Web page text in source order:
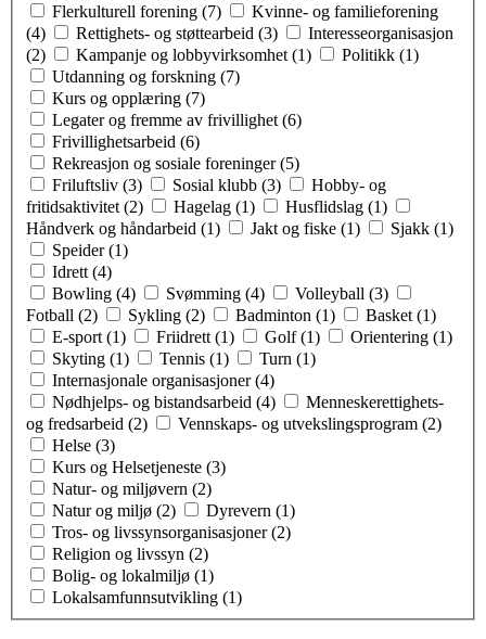
Flerkulturell forening (7)
Kvinne- og familieforening
(4)
Rettighets- og støttearbeid (3)
Interesseorganisasjon
(2)
Kampanje og lobbyvirksomhet (1)
Politikk (1)
Utdanning og forskning (7)
Kurs og opplæring (7)
Legater og fremme av frivillighet (6)
Frivillighetsarbeid (6)
Rekreasjon og sosiale foreninger (5)
Friluftsliv (3)
Sosial klubb (3)
Hobby- og
fritidsaktivitet (2)
Hagelag (1)
Husflidslag (1)
Håndverk og håndarbeid (1)
Jakt og fiske (1)
Sjakk (1)
Speider (1)
Idrett (4)
Bowling (4)
Svømming (4)
Volleyball (3)
Fotball (2)
Sykling (2) Badminton (1)
Basket (1)
E-sport (1)
Friidrett (1) Golf (1)
Orientering (1)
Skyting (1)
Tennis (1)
Turn (1)
Internasjonale organisasjoner (4)
Nødhjelps- og bistandsarbeid (4)
Menneskerettighets-
og fredsarbeid (2)
Vennskaps- og utvekslingsprogram (2)
Helse (3)
Kurs og Helsetjeneste (3)
Natur- og miljøvern (2)
Natur og miljø (2)
Dyrevern (1)
Tros- og livssynsorganisasjoner (2)
Religion og livssyn (2)
Bolig- og lokalmiljø (1)
Lokalsamfunnsutvikling (1)